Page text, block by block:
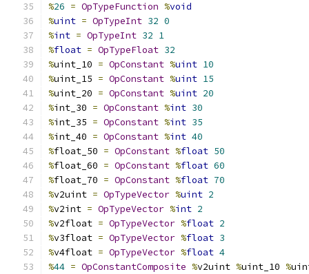
%26 = OpTypeFunction %void
%uint = OpTypeInt 32 0
%int = OpTypeInt 32 1
%float = OpTypeFloat 32
%uint_10 = OpConstant %uint 10
%uint_15 = OpConstant %uint 15
%uint_20 = OpConstant %uint 20
%int_30 = OpConstant %int 30
%int_35 = OpConstant %int 35
%int_40 = OpConstant %int 40
%float_50 = OpConstant %float 50
%float_60 = OpConstant %float 60
%float_70 = OpConstant %float 70
%v2uint = OpTypeVector %uint 2
%v2int = OpTypeVector %int 2
%v2float = OpTypeVector %float 2
%v3float = OpTypeVector %float 3
%v4float = OpTypeVector %float 4
%44 = OpConstantComposite %v2uint %uint_10 %